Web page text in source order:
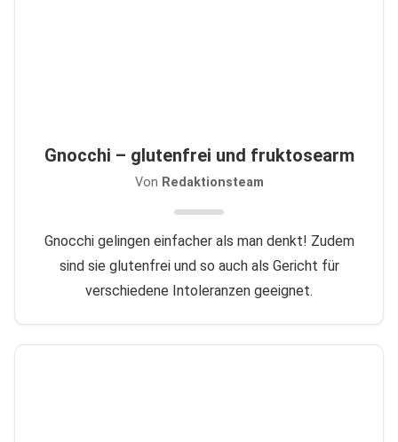
Gnocchi – glutenfrei und fruktosearm
Von Redaktionsteam
Gnocchi gelingen einfacher als man denkt! Zudem
sind sie glutenfrei und so auch als Gericht für
verschiedene Intoleranzen geeignet.